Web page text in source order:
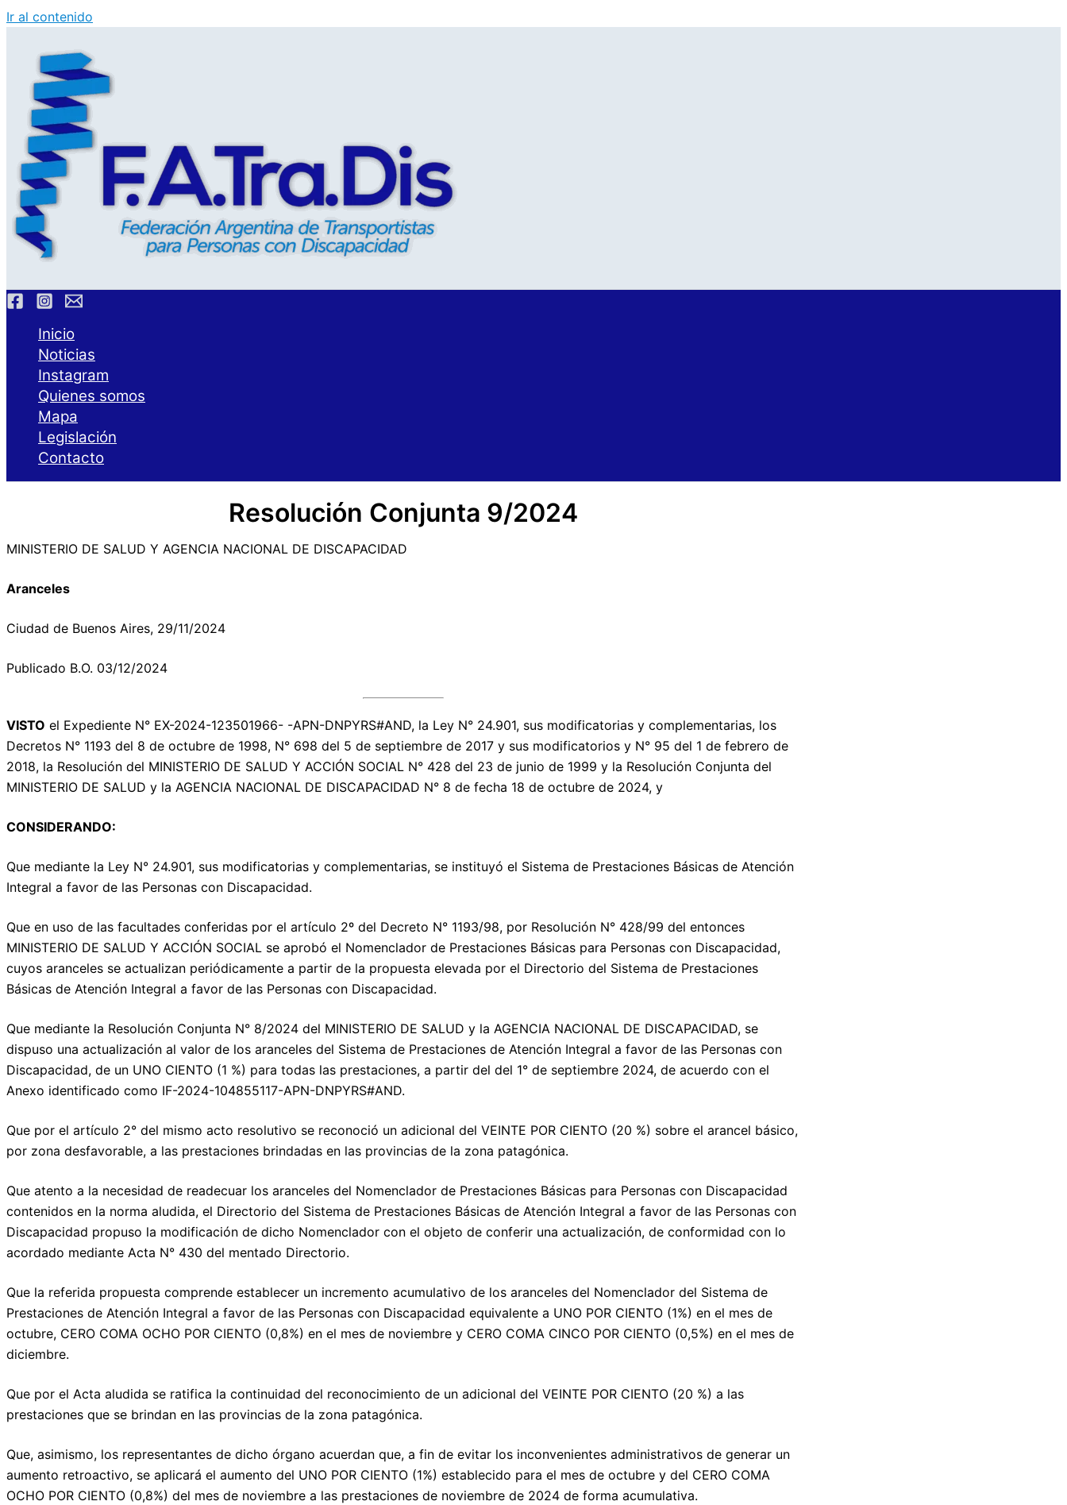
Ir al contenido
Inicio
Noticias
Instagram
Quienes somos
Mapa
Legislación
Contacto
Resolución Conjunta 9/2024
MINISTERIO DE SALUD Y AGENCIA NACIONAL DE DISCAPACIDAD
Aranceles
Ciudad de Buenos Aires, 29/11/2024
Publicado B.O. 03/12/2024
VISTO el Expediente N° EX-2024-123501966- -APN-DNPYRS#AND, la Ley N° 24.901, sus modificatorias y complementarias, los
Decretos N° 1193 del 8 de octubre de 1998, N° 698 del 5 de septiembre de 2017 y sus modificatorios y N° 95 del 1 de febrero de
2018, la Resolución del MINISTERIO DE SALUD Y ACCIÓN SOCIAL N° 428 del 23 de junio de 1999 y la Resolución Conjunta del
MINISTERIO DE SALUD y la AGENCIA NACIONAL DE DISCAPACIDAD N° 8 de fecha 18 de octubre de 2024, y
CONSIDERANDO:
Que mediante la Ley N° 24.901, sus modificatorias y complementarias, se instituyó el Sistema de Prestaciones Básicas de Atención
Integral a favor de las Personas con Discapacidad.
Que en uso de las facultades conferidas por el artículo 2º del Decreto N° 1193/98, por Resolución N° 428/99 del entonces
MINISTERIO DE SALUD Y ACCIÓN SOCIAL se aprobó el Nomenclador de Prestaciones Básicas para Personas con Discapacidad,
cuyos aranceles se actualizan periódicamente a partir de la propuesta elevada por el Directorio del Sistema de Prestaciones
Básicas de Atención Integral a favor de las Personas con Discapacidad.
Que mediante la Resolución Conjunta N° 8/2024 del MINISTERIO DE SALUD y la AGENCIA NACIONAL DE DISCAPACIDAD, se
dispuso una actualización al valor de los aranceles del Sistema de Prestaciones de Atención Integral a favor de las Personas con
Discapacidad, de un UNO CIENTO (1 %) para todas las prestaciones, a partir del del 1° de septiembre 2024, de acuerdo con el
Anexo identificado como IF-2024-104855117-APN-DNPYRS#AND.
Que por el artículo 2° del mismo acto resolutivo se reconoció un adicional del VEINTE POR CIENTO (20 %) sobre el arancel básico,
por zona desfavorable, a las prestaciones brindadas en las provincias de la zona patagónica.
Que atento a la necesidad de readecuar los aranceles del Nomenclador de Prestaciones Básicas para Personas con Discapacidad
contenidos en la norma aludida, el Directorio del Sistema de Prestaciones Básicas de Atención Integral a favor de las Personas con
Discapacidad propuso la modificación de dicho Nomenclador con el objeto de conferir una actualización, de conformidad con lo
acordado mediante Acta N° 430 del mentado Directorio.
Que la referida propuesta comprende establecer un incremento acumulativo de los aranceles del Nomenclador del Sistema de
Prestaciones de Atención Integral a favor de las Personas con Discapacidad equivalente a UNO POR CIENTO (1%) en el mes de
octubre, CERO COMA OCHO POR CIENTO (0,8%) en el mes de noviembre y CERO COMA CINCO POR CIENTO (0,5%) en el mes de
diciembre.
Que por el Acta aludida se ratifica la continuidad del reconocimiento de un adicional del VEINTE POR CIENTO (20 %) a las
prestaciones que se brindan en las provincias de la zona patagónica.
Que, asimismo, los representantes de dicho órgano acuerdan que, a fin de evitar los inconvenientes administrativos de generar un
aumento retroactivo, se aplicará el aumento del UNO POR CIENTO (1%) establecido para el mes de octubre y del CERO COMA
OCHO POR CIENTO (0,8%) del mes de noviembre a las prestaciones de noviembre de 2024 de forma acumulativa.